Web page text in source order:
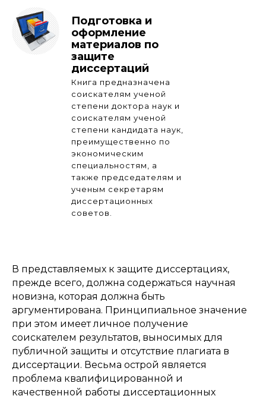
Подготовка и
оформление
материалов по
защите
диссертаций
Книга предназначена
соискателям ученой
степени доктора наук и
соискателям ученой
степени кандидата наук,
преимущественно по
экономическим
специальностям, а
также председателям и
ученым секретарям
диссертационных
советов.
В представляемых к защите диссертациях,
прежде всего, должна содержаться научная
новизна, которая должна быть
аргументирована. Принципиальное значение
при этом имеет личное получение
соискателем результатов, выносимых для
публичной защиты и отсутствие плагиата в
диссертации. Весьма острой является
проблема квалифицированной и
качественной работы диссертационных